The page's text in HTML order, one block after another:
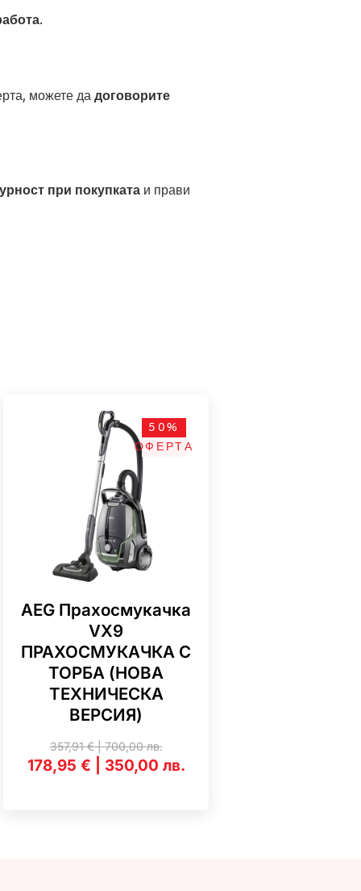
.
можете дадоговорите
при покупката и прави
50%
ОФЕРТА
AEG Прахосмукачка
VX9
ПРАХОСМУКАЧКА С
ТОРБА (НОВА
ТЕХНИЧЕСКА
ВЕРСИЯ)
357,91€|700,00лв.
178,95 € 350,00 лв.